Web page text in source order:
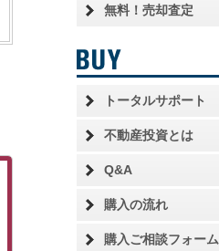
無料！売却査定
トータルサポート
不動産投資とは
Q&A
購入の流れ
購入ご相談フォーム